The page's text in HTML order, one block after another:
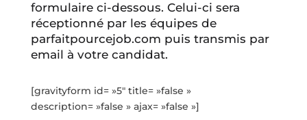
formulaire ci-dessous. Celui-ci sera
réceptionné par les équipes de
parfaitpourcejob.com puis transmis par
email à votre candidat.
[gravityform id= »5″ title= »false »
description= »false » ajax= »false »]